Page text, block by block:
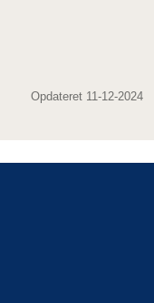
Opdateret 11-12-2024